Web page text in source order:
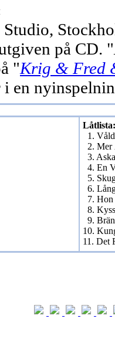
på CD. "
"Krig & Fred
i en
Låtlista:
1. Våld
2. Mer
3.
4. En
5.
6.
7. Hon
8.
9.
10.
11. Det